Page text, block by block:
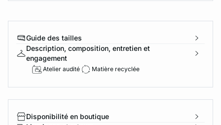
Guide des tailles
Description, composition, entretien et
engagement
Atelier audité Matière recyclée
Disponibilité en boutique